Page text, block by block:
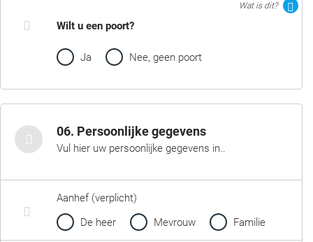
Wat is dit?
Wilt u een poort?
Ja Nee, geen poort
06. Persoonlijke gegevens
Vul hier uw persoonlijke gegevens in..
Aanhef (verplicht)
De heer
Mevrouw Familie